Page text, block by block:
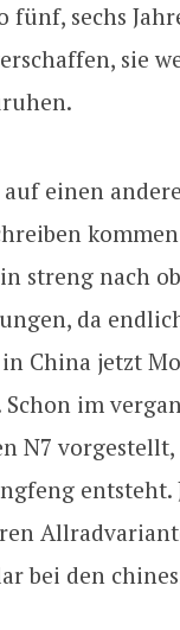
sechs
sie
einen
streng nach
da
China jetzt
im
N7
entsteht.
bei den